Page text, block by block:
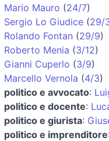
Mario Mauro (24/7)
Sergio Lo Giudice (29/
Rolando Fontan (29/9)
Roberto Menia (3/12)
Gianni Cuperlo (3/9)
Marcello Vernola (4/3)
politico e avvocato:
politico e docente:
politico e giurista:
politico e imprenditore: